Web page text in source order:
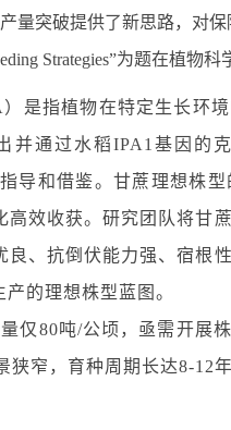
量突破提供了新思路，对
Strategies”为题在植物科
）是指植物在特定生长环
并通过水稻IPA1 基因的
导和借鉴。甘蔗理想株
效收获。研究团队将甘
、抗倒伏能力强、宿根
的理想株型蓝图。
仅80吨/公顷，亟需开展
狭窄，育种周期长达8-12